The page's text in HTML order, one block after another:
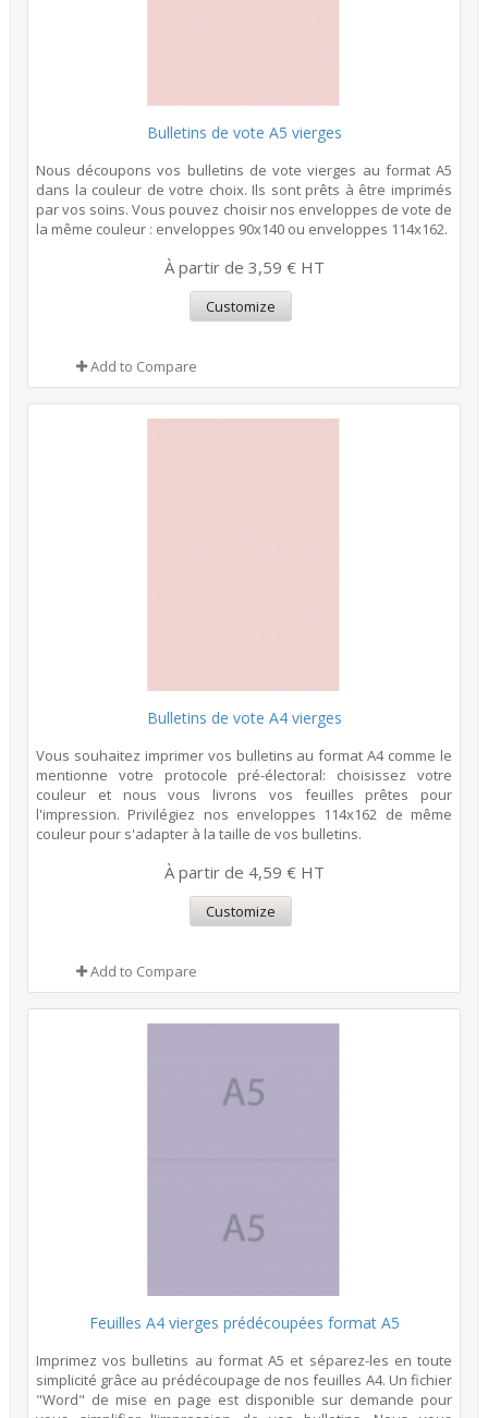
Bulletins de vote A5 vierges
Nous découpons vos bulletins de vote vierges au format A5
dans la couleur de votre choix. Ils sont prêts à être imprimés
par vos soins. Vous pouvez choisir nos enveloppes de vote de
la même couleur : enveloppes 90x140 ou enveloppes 114x162.
À partir de 3,59 € HT
Customize
Add to Compare
Bulletins de vote A4 vierges
Vous souhaitez imprimer vos bulletins au format A4 comme le
mentionne votre protocole pré-électoral: choisissez votre
couleur et nous vous livrons vos feuilles prêtes pour
l'impression. Privilégiez nos enveloppes 114x162 de même
couleur pour s'adapter à la taille de vos bulletins.
À partir de 4,59 € HT
Customize
Add to Compare
Feuilles A4 vierges prédécoupées format A5
Imprimez vos bulletins au format A5 et séparez-les en toute
simplicité grâce au prédécoupage de nos feuilles A4. Un fichier
"Word" de mise en page est disponible sur demande pour